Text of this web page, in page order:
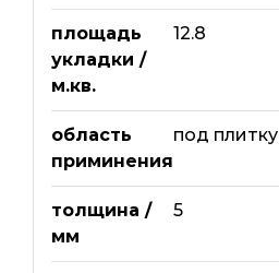
площадь
укладки /
м.кв.
12.8
область
приминения
под плитку
толщина /
мм
5